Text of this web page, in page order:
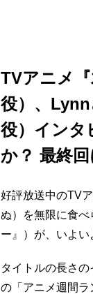
TVアニメ
役）、
役）インタ
か？ 最終
好評放送中のTV
ぬ）を無限に食
ー』）が、いよい
タイトルの長さ
の「アニメ週間